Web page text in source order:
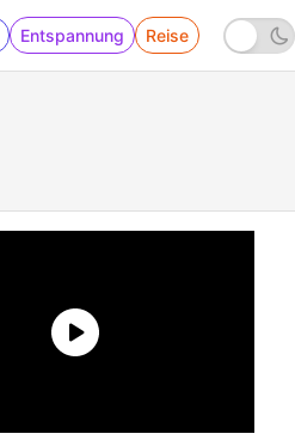
Entspannung Reise